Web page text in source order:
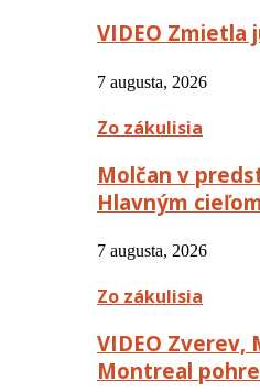
VIDEO
7 augusta, 2026
Zo zákulisia
Molčan v
Hlavným
7 augusta, 2026
Zo zákulisia
VIDEO Zverev,
Montreal